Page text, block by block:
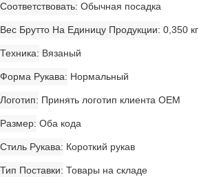
Соответствовать Обычная посадка
Вес Брутто На Единицу Продукции 0,350 кг
Техника Вязаный
Форма Рукава Нормальный
Логотип Принять логотип клиента OEM
Размер Оба кода
Стиль Рукава Короткий рукав
Тип Поставки Товары на складе